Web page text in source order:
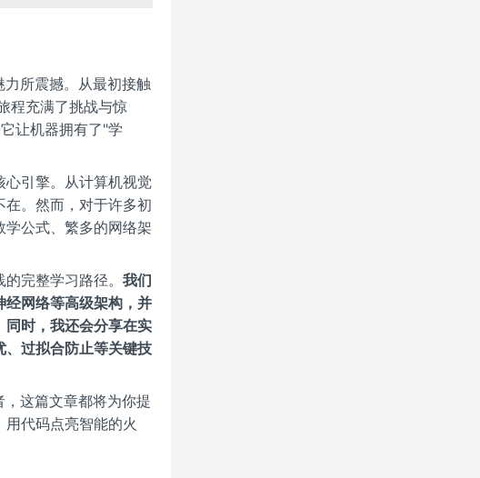
所震撼。从最初接触
程充满了挑战与惊
让机器拥有了"学
心引擎。从计算机视觉
。然而，对于许多初
公式、繁多的网络架
的完整学习路径。我们
经网络等高级架构，并
同时，我还会分享在实
、过拟合防止等关键技
这篇文章都将为你提
代码点亮智能的火